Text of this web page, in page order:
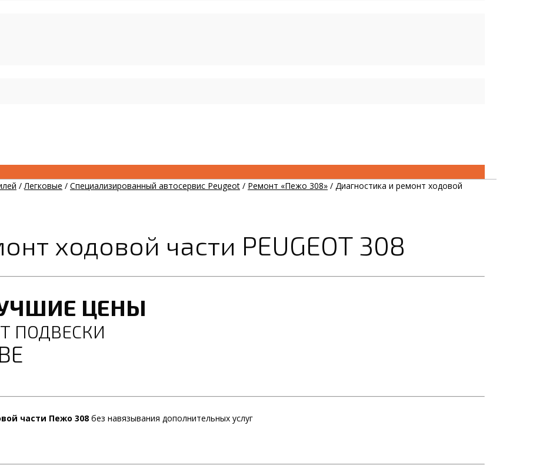
/ Легковые / Специализированный автосервис Peugeot / Ремонт «Пежо 308» / Диагностика и ремонт ходовой
ходовой части PEUGEOT 308
ЦЕНЫ
ПОДВЕСКИ
части Пежо 308 без навязывания дополнительных услуг